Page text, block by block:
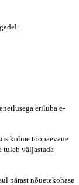
eriluba e-
kolme tööpäevane
tuleb väljastada
pärast nõuetekohase